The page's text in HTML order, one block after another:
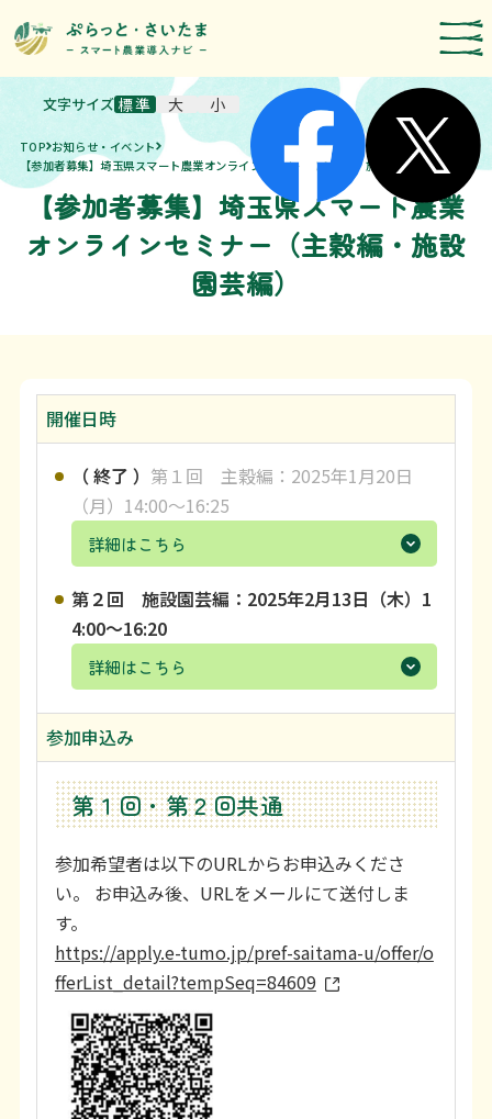
スマート農業技術の紹介
導入事例
農機メーカー検索
お知らせ・イベント
補助・支援制度
運営者情報
利用上の注意等
お問い合わせ
TOP お知らせ・イベント
【参加者募集】埼玉県スマート農業オンラインセミナー（主穀編・施設園芸編）
文字サイズ標準 大 小
【参加者募集】埼玉県スマート農業
オンラインセミナー（主穀編・施設
園芸編）
開催日時
（ 終了 ） 第１回 主穀編：2025年1月20日
（月）14:00〜16:25
詳細はこちら
第２回 施設園芸編：2025年2月13日（木）1
4:00〜16:20
詳細はこちら
参加申込み
第１回・第２回共通
参加希望者は以下のURLからお申込みくださ
い。 お申込み後、URLをメールにて送付しま
す。
https://apply.e-tumo.jp/pref-saitama-u/offer/o
fferList_detail?tempSeq=84609